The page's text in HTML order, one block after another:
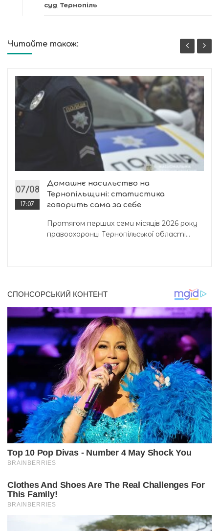
суд Тернопіль
Читайте також:
07/08
17:07
Домашнє насильство на
Тернопільщині: статистика
говорить сама за себе
Протягом перших семи місяців 2026 року
правоохоронці Тернопільської області...